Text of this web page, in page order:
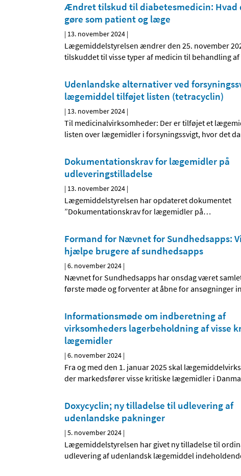
Ændret tilskud til diabetesmedicin: Hvad
gøre som patient og læge
| 13. november 2024 |
Lægemiddelstyrelsen ændrer den 25. november
tilskuddet til visse typer af medicin til behandling af
Udenlandske alternativer ved
lægemiddel tilføjet listen (tetracyclin)
| 13. november 2024 |
Til medicinalvirksomheder: Der er tilføjet et
listen over lægemidler i forsyningssvigt, hvor det
Dokumentationskrav for lægemidler på
udleveringstilladelse
| 13. november 2024 |
Lægemiddelstyrelsen har opdateret dokumentet
”Dokumentationskrav for lægemidler på…
Formand for Nævnet for Sundhedsapps:
hjælpe brugere af sundhedsapps
|6. november 2024 |
Nævnet for Sundhedsapps har onsdag været
første møde og forventer at åbne for ansøgninger
Informationsmøde om indberetning af
virksomheders lagerbeholdning af visse
lægemidler
|6. november 2024 |
Fra og med den 1. januar 2025 skal
der markedsfører visse kritiske lægemidler i
Doxycyclin; ny tilladelse til udlevering af
udenlandske pakninger
|5. november 2024 |
Lægemiddelstyrelsen har givet ny tilladelse til
udlevering af udenlandsk lægemiddel